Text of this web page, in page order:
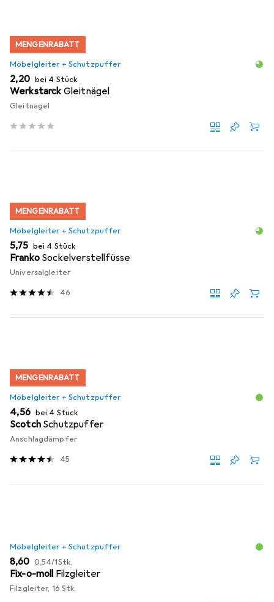
MENGENRABATT
Möbelgleiter + Schutzpuffer
EUR
2,20 bei 4 Stück
WerkstarckGleitnägel
Gleitnagel
MENGENRABATT
Möbelgleiter + Schutzpuffer
EUR
5,75 bei 4 Stück
Franko Sockelverstellfüsse
Universalgleiter
46
MENGENRABATT
Möbelgleiter + Schutzpuffer
EUR
4,56 bei 4 Stück
Scotch Schutzpuffer
Anschlagdämpfer
45
Möbelgleiter + Schutzpuffer
EUR
8,60 EUR
0,54/1Stk.
Fix-o-moll Filzgleiter
Filzgleiter, 16 Stk.